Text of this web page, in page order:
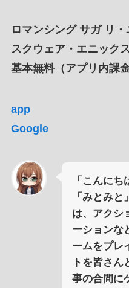
ロマンシング サガ リ・
スクウェア・エニック
基本無料（アプリ内課金
app
Google
「こんに
「みとみ
は、アクシ
ーションな
ームをプレ
トを皆さ
事の合間に